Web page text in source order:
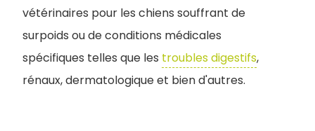
vétérinaires pour les chiens souffrant de
surpoids ou de conditions médicales
spécifiques telles que les troubles digestifs,
rénaux, dermatologique et bien d'autres.